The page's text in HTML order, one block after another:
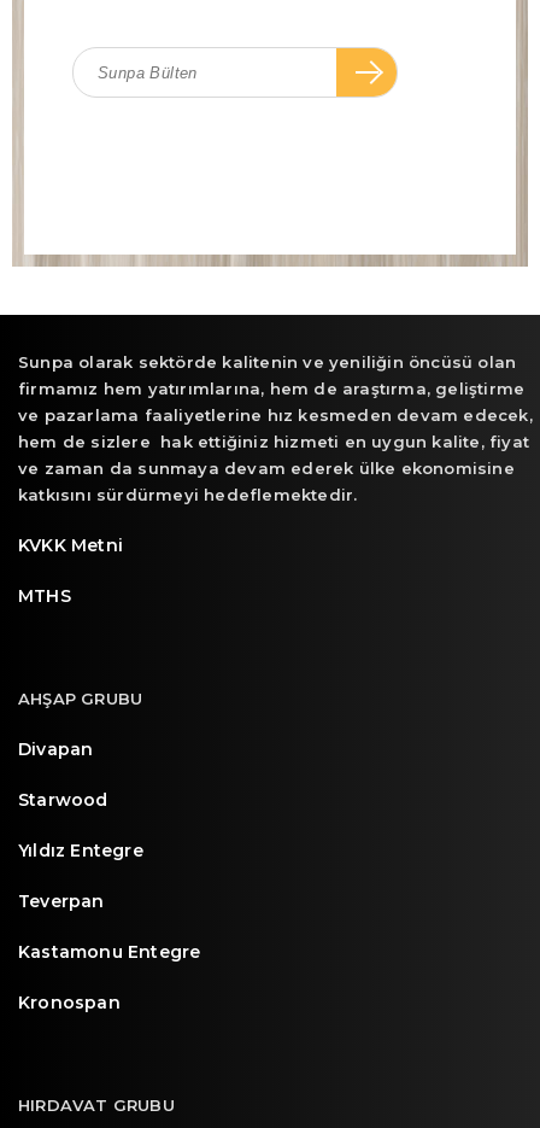
Sunpa olarak sektörde kalitenin ve yeniliğin öncüsü olan
firmamız hem yatırımlarına, hem de araştırma, geliştirme
ve pazarlama faaliyetlerine hız kesmeden devam edecek,
hem de sizlere hak ettiğiniz hizmeti en uygun kalite, fiyat
ve zaman da sunmaya devam ederek ülke ekonomisine
katkısını sürdürmeyi hedeflemektedir.
KVKK Metni
MTHS
AHŞAP GRUBU
Divapan
Starwood
Yıldız Entegre
Teverpan
Kastamonu Entegre
Kronospan
HIRDAVAT GRUBU